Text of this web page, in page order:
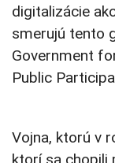
digitalizácie
smerujú tento
Government
Public
Vojna, ktorú v